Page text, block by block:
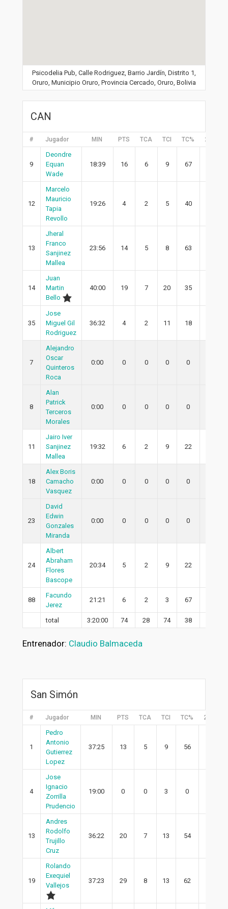
Psicodelia Pub, Calle Rodriguez, Barrio Jardín, Distrito 1,
Oruro, Municipio Oruro, Provincia Cercado, Oruro, Bolivia
CAN
# Jugador MIN PTS TCA TCI TC% 2PA
9
Deondre
Equan
Wade
18:39 16 6 9 67
12
Marcelo
Mauricio
Tapia
Revollo
19:26 4 2 5 40
13
Jheral
Franco
Sanjinez
Mallea
23:56 14 5 8 63
14
Juan
Martin
Bello
40:00 19 7 20 35
35
Jose
Miguel Gil
Rodriguez
36:32 4 2 11 18
7
Alejandro
Oscar
Quinteros
Roca
0:00 0 0 0 0
8
Alan
Patrick
Terceros
Morales
0:00 0 0 0 0
11
Jairo Iver
Sanjinez
Mallea
19:32 6 2 9 22
18
Alex Boris
Camacho
Vasquez
0:00 0 0 0 0
23
David
Edwin
Gonzales
Miranda
0:00 0 0 0 0
24
Albert
Abraham
Flores
Bascope
20:34 5 2 9 22
88
Facundo
Jerez
21:21 6 2 3 67
total 3:20:00 74 28 74 38
Entrenador: Claudio Balmaceda
San Simón
# Jugador MIN PTS TCA TCI TC% 2PA
1
Pedro
Antonio
Gutierrez
Lopez
37:25 13 5 9 56
4
Jose
Ignacio
Zorrilla
Prudencio
19:00 0 0 3 0
13
Andres
Rodolfo
Trujillo
Cruz
36:22 20 7 13 54
19
Rolando
Exequiel
Vallejos
37:23 29 8 13 62